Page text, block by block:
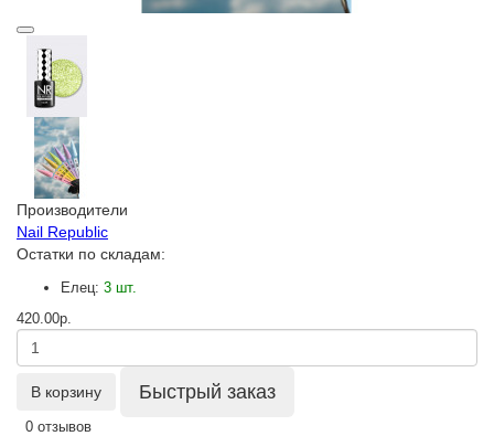
Производители
Nail Republic
Остатки по складам:
Елец: 3 шт.
420.00р.
В корзину Быстрый заказ
0 отзывов